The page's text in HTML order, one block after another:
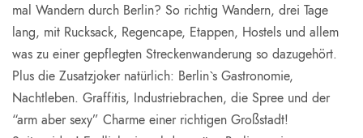
mal Wandern durch Berlin? So richtig Wandern, drei Tage
lang, mit Rucksack, Regencape, Etappen, Hostels und allem
was zu einer gepflegten Streckenwanderung so dazugehört.
Plus die Zusatzjoker natürlich: Berlin`s Gastronomie,
Nachtleben. Graffitis, Industriebrachen, die Spree und der
“arm aber sexy” Charme einer richtigen Großstadt!